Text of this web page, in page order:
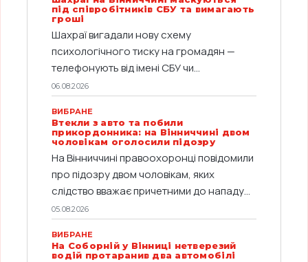
під співробітників СБУ та вимагають
гроші
Шахраї вигадали нову схему
психологічного тиску на громадян —
телефонують від імені СБУ чи...
06.08.2026
ВИБРАНЕ
Втекли з авто та побили
прикордонника: на Вінниччині двом
чоловікам оголосили підозру
На Вінниччині правоохоронці повідомили
про підозру двом чоловікам, яких
слідство вважає причетними до нападу...
05.08.2026
ВИБРАНЕ
На Соборній у Вінниці нетверезий
водій протаранив два автомобілі